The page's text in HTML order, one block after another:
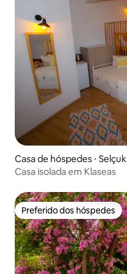
Casa de hóspedes ⋅ Selçuk
Casa isolada em Klaseas
Preferido dos hóspedes
Preferido dos hóspedes